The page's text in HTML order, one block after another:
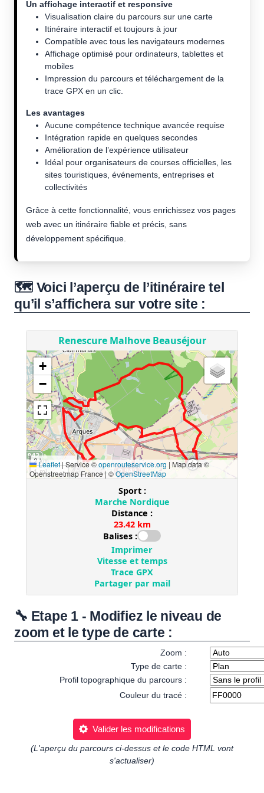
Un affichage interactif et responsive
Visualisation claire du parcours sur une carte
Itinéraire interactif et toujours à jour
Compatible avec tous les navigateurs modernes
Affichage optimisé pour ordinateurs, tablettes et
mobiles
Impression du parcours et téléchargement de la
trace GPX en un clic.
Les avantages
Aucune compétence technique avancée requise
Intégration rapide en quelques secondes
Amélioration de l’expérience utilisateur
Idéal pour organisateurs de courses officielles, les
sites touristiques, événements, entreprises et
collectivités
Grâce à cette fonctionnalité, vous enrichissez vos pages
web avec un itinéraire fiable et précis, sans
développement spécifique.
🗺️ Voici l’aperçu de l’itinéraire tel
qu’il s’affichera sur votre site :
🔧 Etape 1 - Modifiez le niveau de
zoom et le type de carte :
Zoom :
Type de carte :
Profil topographique du parcours :
Couleur du tracé :
Valider les modifications
(L'aperçu du parcours ci-dessus et le code HTML vont
s'actualiser)